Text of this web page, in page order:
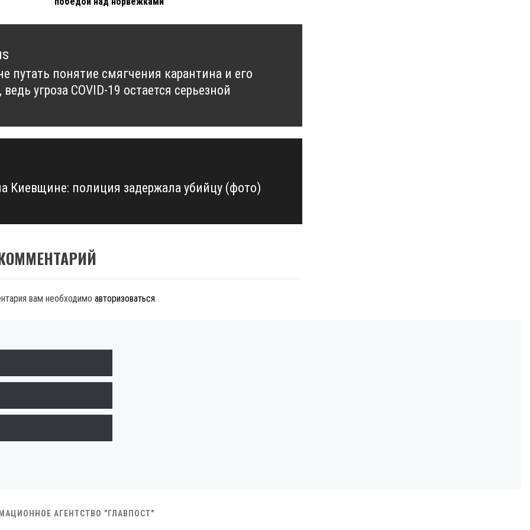
путать понятие смягчения карантина и его
угроза COVID-19 остается серьезной
Киевщине: полиция задержала убийцу (фото)
вам необходимо авторизоваться.
АГЕНТСТВО "ГЛАВПОСТ"